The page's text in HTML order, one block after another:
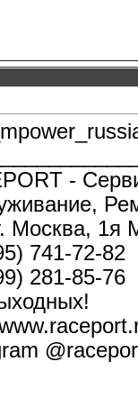
-
Москва, 1я
741-72-82
281-85-76